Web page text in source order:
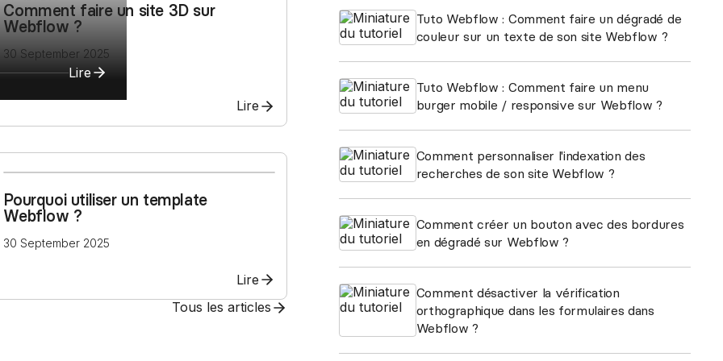
Shopify sur-mesure
avec l'IA en te formant
design sans limites
Formation Claude IA
Maîtrise l'IA pour le no-code
Lire
Comment faire un site 3D sur
Webflow ?
30 September 2025
Lire
Pourquoi utiliser un template
Webflow ?
30 September 2025
Lire
Tous les articles
Tuto Webflow : Comment faire un dégradé de
couleur sur un texte de son site Webflow ?
Tuto Webflow : Comment faire un menu
burger mobile / responsive sur Webflow ?
Comment personnaliser l'indexation des
recherches de son site Webflow ?
Comment créer un bouton avec des bordures
en dégradé sur Webflow ?
Comment désactiver la vérification
orthographique dans les formulaires dans
Webflow ?